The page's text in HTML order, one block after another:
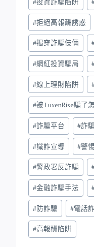
#拒絕高報酬誘惑
#揭穿詐騙伎倆
#網紅投資騙局
#線上理財陷阱
#被 LuxenRise騙了
#詐騙平台 #詐
#識詐宣導 #警
#警政署反詐騙
#金融詐騙手法
#防詐騙 #電話
#高報酬陷阱